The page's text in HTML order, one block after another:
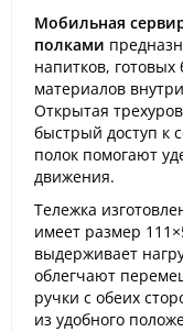
Мобильная
полками
напитков,
материалов
Открытая
быстрый доступ к
полок помогают
движения.
Тележка
имеет размер
выдерживает
облегчают
ручки с обеих
из удобного